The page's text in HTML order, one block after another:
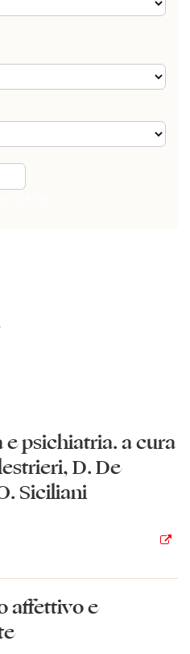
e psichiatria. a cura
D. De
Siciliani
affettivo e